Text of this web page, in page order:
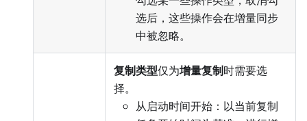
选后，这些操作会在增量同步
中被忽略。
复制类型仅为增量复制时需要选
择。
从启动时间开始：以当前复制